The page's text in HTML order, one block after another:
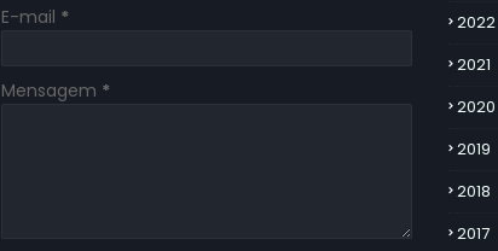
E-mail *
Mensagem *
2022
2021
2020
2019
2018
2017